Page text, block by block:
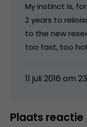
My instinct is,
2 years to
to the new
too fast, too
11 juli 2016 om
Plaats reactie